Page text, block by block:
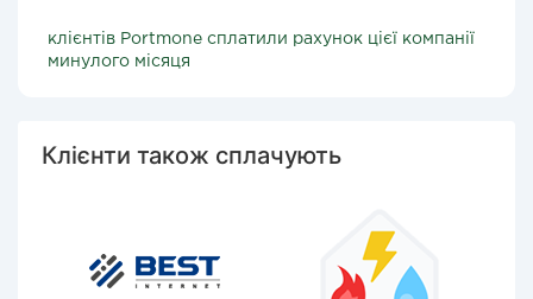
клієнтів Portmone сплатили рахунок цієї компанії
минулого місяця
Клієнти також сплачують